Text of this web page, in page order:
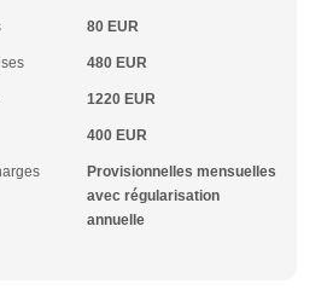
80 EUR
480 EUR
1220 EUR
400 EUR
Provisionnelles mensuelles
avec régularisation
annuelle